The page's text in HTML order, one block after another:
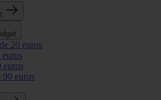
20 euros
euros
90 euros